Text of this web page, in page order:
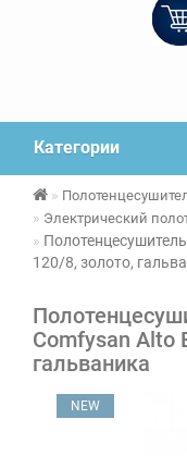
Категории
Электрический
120/8, золото,
Comfysan Alto
гальваника
NEW